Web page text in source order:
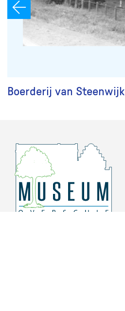
Boerderij van Steenwijk